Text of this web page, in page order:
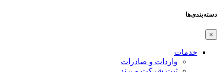
دسته‌بندی‌ها
×
خدمات
واردات و صادرات